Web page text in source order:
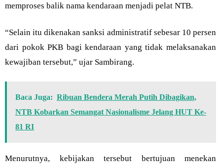
memproses balik nama kendaraan menjadi pelat NTB.
“Selain itu dikenakan sanksi administratif sebesar 10 persen
dari pokok PKB bagi kendaraan yang tidak melaksanakan
kewajiban tersebut,” ujar Sambirang.
Baca Juga: Ribuan Bendera Merah Putih Dibagikan,
NTB Kobarkan Semangat Nasionalisme Jelang HUT Ke-
81 RI
Menurutnya, kebijakan tersebut bertujuan menekan